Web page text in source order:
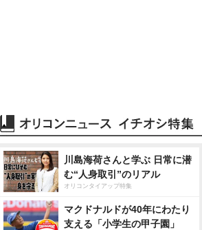
川島海荷さんと学ぶ 日常に潜
む“人身取引”のリアル
オリコンタイアップ特集
マクドナルドが40年にわたり
支える「小学生の甲子園」